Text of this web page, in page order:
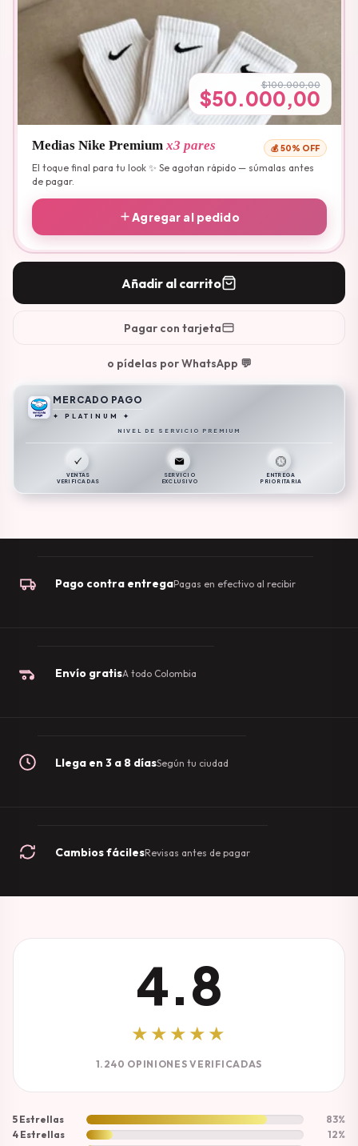
$100.000,00
$50.000,00
Medias Nike Premium x3 pares 💰 50% OFF
El toque final para tu look ✨ Se agotan rápido — súmalas antes
de pagar.
Agregar al pedido
Añadir al carrito
Pagar con tarjeta
o pídelas por WhatsApp 💬
MERCADO PAGO
✦ PLATINUM ✦
NIVEL DE SERVICIO PREMIUM
VENTAS
VERIFICADAS
SERVICIO
EXCLUSIVO
ENTREGA
PRIORITARIA
Pago contra entregaPagas en efectivo al recibir
Envío gratisA todo Colombia
Llega en 3 a 8 díasSegún tu ciudad
Cambios fácilesRevisas antes de pagar
4.8
★★★★★
1.240 OPINIONES VERIFICADAS
5 Estrellas
83%
4 Estrellas
12%